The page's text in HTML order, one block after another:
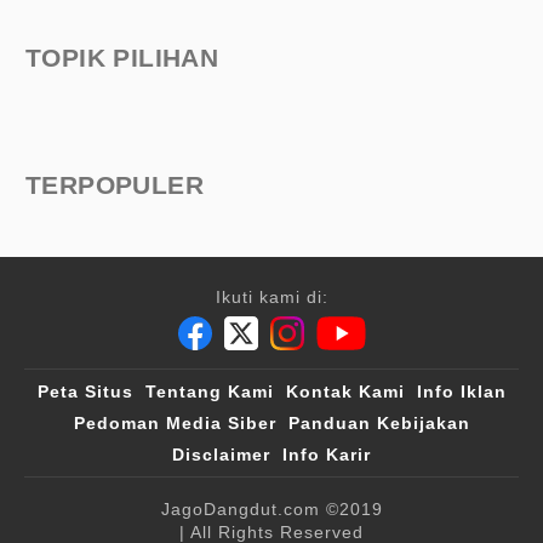
TOPIK PILIHAN
TERPOPULER
Ikuti kami di:
Peta Situs Tentang Kami Kontak Kami
Info Iklan
Pedoman Media Siber
Panduan Kebijakan
Disclaimer
Info Karir
JagoDangdut.com ©2019
| All Rights Reserved